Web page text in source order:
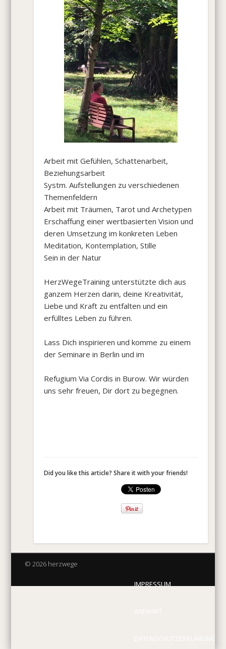
Arbeit mit Gefühlen, Schattenarbeit,
Beziehungsarbeit
Systm. Aufstellungen zu verschiedenen
Themenfeldern
Arbeit mit Träumen, Tarot und Archetypen
Erschaffung einer wertbasierten Vision und
deren Umsetzung im konkreten Leben
Meditation, Kontemplation, Stille
Sein in der Natur
HerzWegeTraining unterstützte dich aus
ganzem Herzen darin, deine Kreativität,
Liebe und Kraft zu entfalten und ein
erfülltes Leben zu führen.
Lass Dich inspirieren und komme zu einem
der Seminare in Berlin und im
Refugium Via Cordis in Burow. Wir würden
uns sehr freuen, Dir dort zu begegnen.
Did you like this article? Share it with your friends!
© 2026 herzwege
IMPRESSUM